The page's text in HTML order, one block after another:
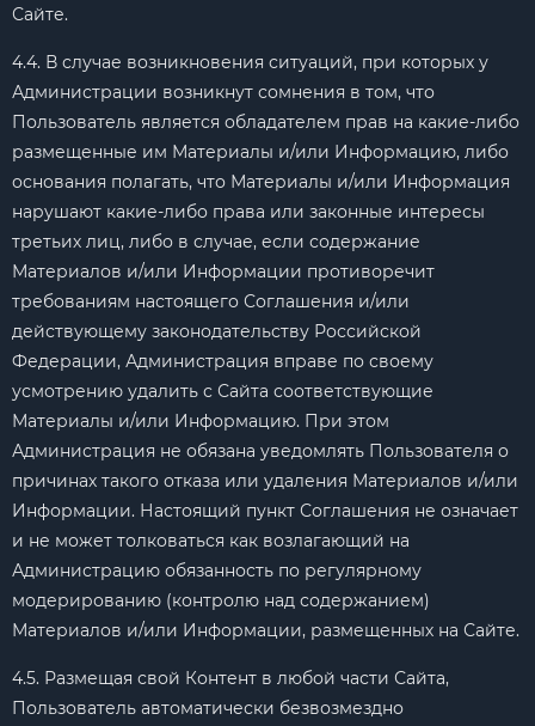
Сайте.
4.4. В случае возникновения ситуаций, при которых у
Администрации возникнут сомнения в том, что
Пользователь является обладателем прав на какие-либо
размещенные им Материалы и/или Информацию, либо
основания полагать, что Материалы и/или Информация
нарушают какие-либо права или законные интересы
третьих лиц, либо в случае, если содержание
Материалов и/или Информации противоречит
требованиям настоящего Соглашения и/или
действующему законодательству Российской
Федерации, Администрация вправе по своему
усмотрению удалить с Сайта соответствующие
Материалы и/или Информацию. При этом
Администрация не обязана уведомлять Пользователя о
причинах такого отказа или удаления Материалов и/или
Информации. Настоящий пункт Соглашения не означает
и не может толковаться как возлагающий на
Администрацию обязанность по регулярному
модерированию (контролю над содержанием)
Материалов и/или Информации, размещенных на Сайте.
4.5. Размещая свой Контент в любой части Сайта,
Пользователь автоматически безвозмездно